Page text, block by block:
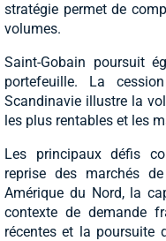
stratégie permet de
volumes.
Saint-Gobain poursuit
portefeuille. La
Scandinavie illustre la
les plus rentables et les
Les principaux défis
reprise des marchés
Amérique du Nord, la
contexte de demande
récentes et la poursuite